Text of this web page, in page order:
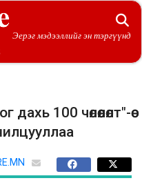
Эерэг мэдээллийг эн тэргүүнд
100 чөлөөлөлт"-өө